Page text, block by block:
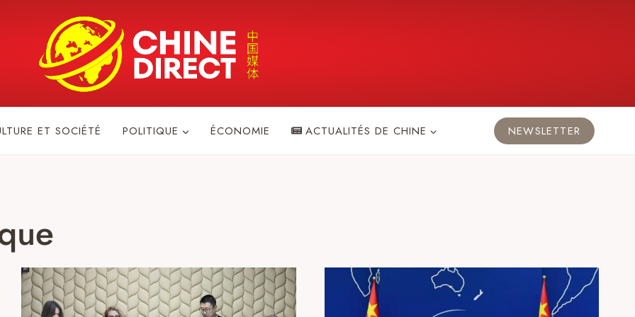
ET SOCIÉTÉ POLITIQUE ÉCONOMIE ACTUALITÉS DE CHINE NEWSLETTER